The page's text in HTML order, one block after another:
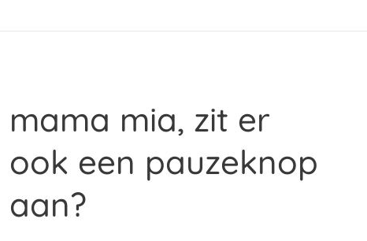
mama mia, zit er
ook een pauzeknop
aan?